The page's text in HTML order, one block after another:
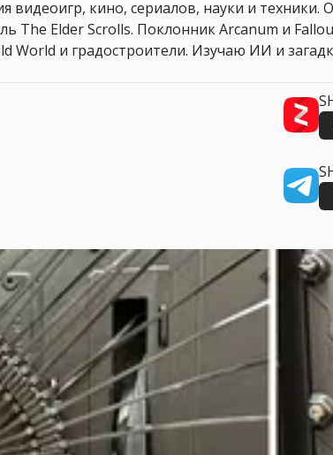
видеоигр, кино, сериалов, науки и техники.
The Elder Scrolls. Поклонник Arcanum и
World и градостроители. Изучаю ИИ и